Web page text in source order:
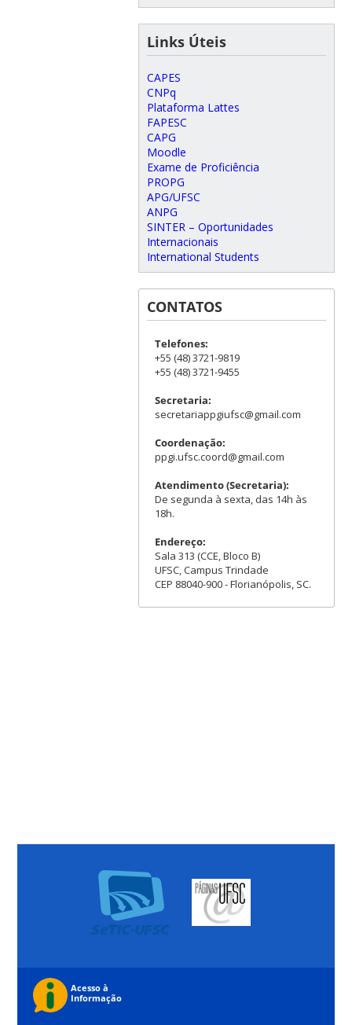
Links Úteis
CAPES
CNPq
Plataforma Lattes
FAPESC
CAPG
Moodle
Exame de Proficiência
PROPG
APG/UFSC
ANPG
SINTER – Oportunidades
Internacionais
International Students
CONTATOS
Telefones:
+55 (48) 3721-9819
+55 (48) 3721-9455
Secretaria:
secretariappgiufsc@gmail.com
Coordenação:
ppgi.ufsc.coord@gmail.com
Atendimento (Secretaria):
De segunda à sexta, das 14h às
18h.
Endereço:
Sala 313 (CCE, Bloco B)
UFSC, Campus Trindade
CEP 88040-900 - Florianópolis, SC.